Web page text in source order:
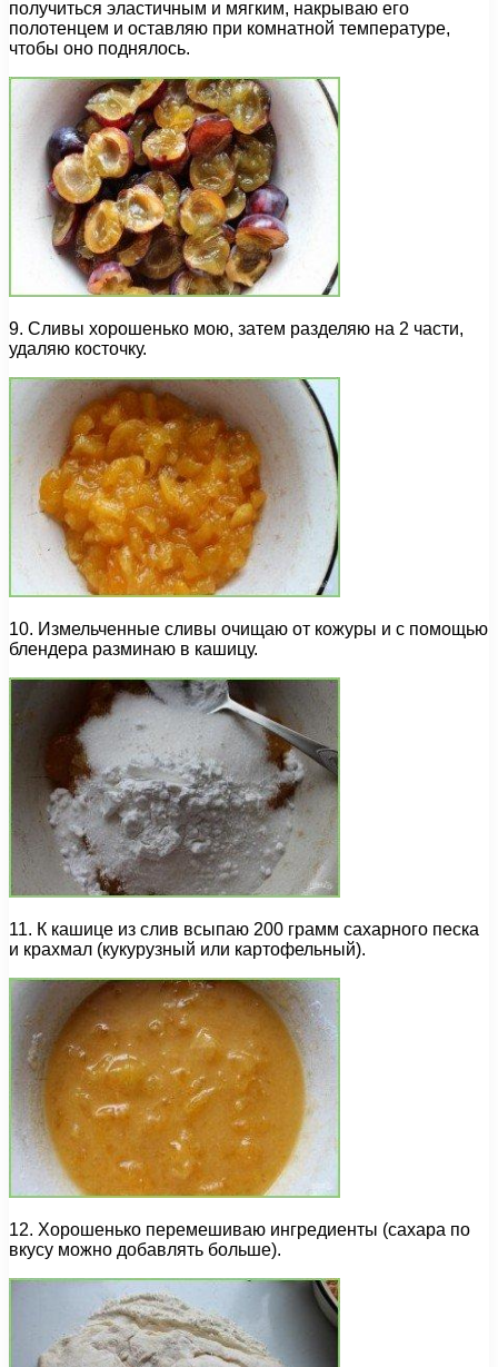
получиться эластичным и мягким, накрываю его
полотенцем и оставляю при комнатной температуре,
чтобы оно поднялось.
9. Сливы хорошенько мою, затем разделяю на 2 части,
удаляю косточку.
10. Измельченные сливы очищаю от кожуры и с помощью
блендера разминаю в кашицу.
11. К кашице из слив всыпаю 200 грамм сахарного песка
и крахмал (кукурузный или картофельный).
12. Хорошенько перемешиваю ингредиенты (сахара по
вкусу можно добавлять больше).